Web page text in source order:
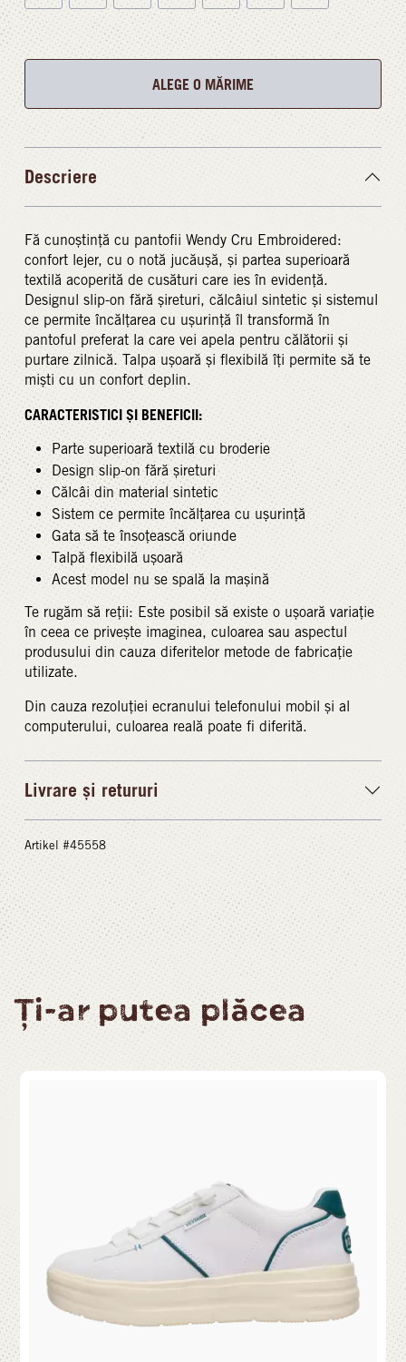
ALEGE O MĂRIME
Descriere
Fă cunoștință cu pantofii Wendy Cru Embroidered:
confort lejer, cu o notă jucăușă, și partea superioară
textilă acoperită de cusături care ies în evidență.
Designul slip-on fără șireturi, călcâiul sintetic și sistemul
ce permite încălțarea cu ușurință îl transformă în
pantoful preferat la care vei apela pentru călătorii și
purtare zilnică. Talpa ușoară și flexibilă îți permite să te
miști cu un confort deplin.
CARACTERISTICI ȘI BENEFICII:
Parte superioară textilă cu broderie
Design slip-on fără șireturi
Călcâi din material sintetic
Sistem ce permite încălțarea cu ușurință
Gata să te însoțească oriunde
Talpă flexibilă ușoară
Acest model nu se spală la mașină
Te rugăm să reții: Este posibil să existe o ușoară variație
în ceea ce privește imaginea, culoarea sau aspectul
produsului din cauza diferitelor metode de fabricație
utilizate.
Din cauza rezoluției ecranului telefonului mobil și al
computerului, culoarea reală poate fi diferită.
Livrare și retururi
Artikel #45558
Ți-ar putea plăcea